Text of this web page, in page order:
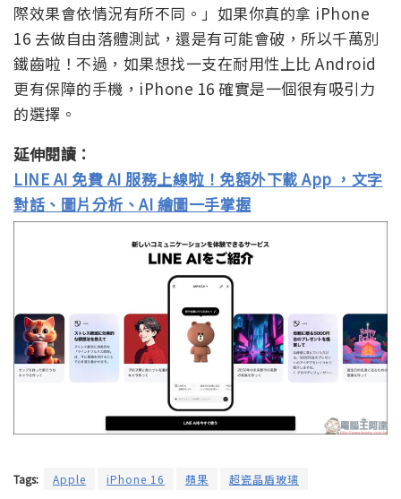
際效果會依情況有所不同。」如果你真的拿 iPhone
16 去做自由落體測試，還是有可能會破，所以千萬別
鐵齒啦！不過，如果想找一支在耐用性上比 Android
更有保障的手機，iPhone 16 確實是一個很有吸引力
的選擇。
延伸閱讀：
LINE AI 免費 AI 服務上線啦！免額外下載 App ，文字
對話、圖片分析、AI 繪圖一手掌握
Tags: Apple iPhone 16 蘋果 超瓷晶盾玻璃